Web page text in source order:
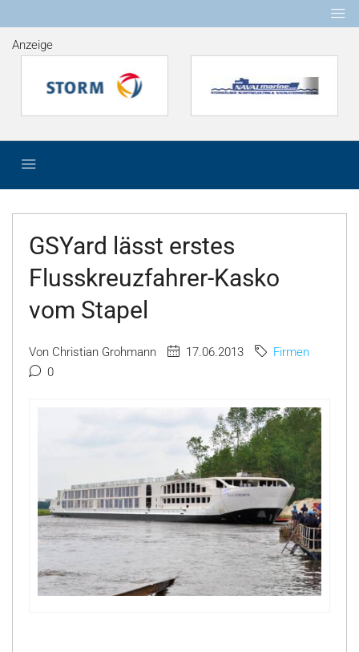
Anzeige
GSYard lässt erstes
Flusskreuzfahrer-Kasko
vom Stapel
Von Christian Grohmann 17.06.2013
Firmen
0